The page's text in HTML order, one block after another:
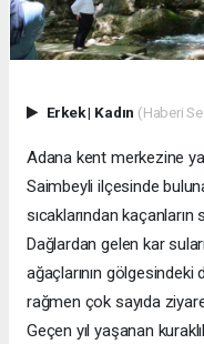
Erkek| Kadın (Haberi
Adana kent merkezine
Saimbeyli ilçesinde
sıcaklarından
Dağlardan gelen kar
ağaçlarının
rağmen çok sayıda
Geçen yıl yaşanan